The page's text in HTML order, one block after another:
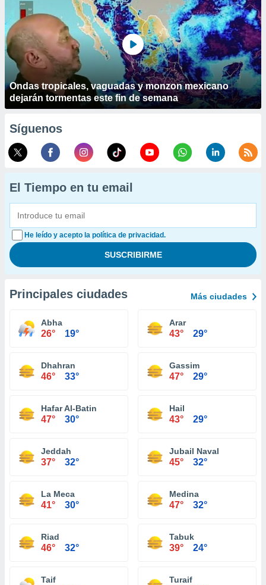
Ondas tropicales, vaguadas y monzon mexicano
dejarán tormentas este fin de semana
Síguenos
El Tiempo en tu email
He leído y acepto la política de privacidad.
Principales ciudades Más ciudades
Abha
26° 19°
Arar
43° 29°
Dhahran
46° 33°
Gassim
47° 29°
Hafar Al-Batin
47° 30°
Hail
43° 29°
Jeddah
37° 32°
Jubail Naval
45° 32°
La Meca
41° 30°
Medina
47° 32°
Riad
46° 32°
Tabuk
39° 24°
Taif Turaif